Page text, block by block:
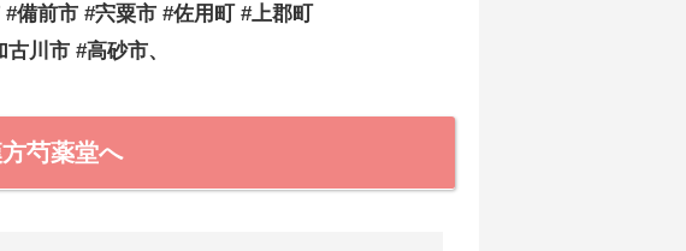
備前市 #宍粟市 #佐用町 #上郡町
川市 #高砂市、
芍薬堂へ